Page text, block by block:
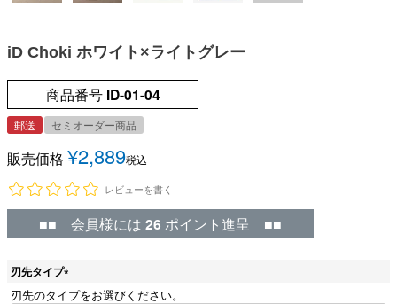
iD Choki ホワイト×ライトグレー
商品番号 ID-01-04
郵送 セミオーダー商品
販売価格 ¥2,889税込
レビューを書く
■■ 会員様には 26 ポイント進呈 ■■
刃先タイプ
(
刃先のタイプをお選びください。